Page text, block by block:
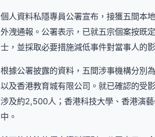
個人資料私隱專員公署宣布，接獲五間本
外洩通報。公署表示，已就五宗個案按既
士，並採取必要措施減低事件對當事人的
根據公署披露的資料，五間涉事機構分別
以及香港教育城有限公司。就已確認的受
涉及約2,500人；香港科技大學、香港演
中。